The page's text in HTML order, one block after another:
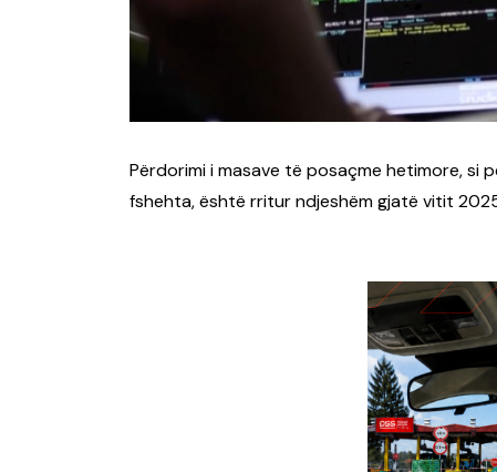
Përdorimi i masave të posaçme hetimore, si
fshehta, është rritur ndjeshëm gjatë vitit